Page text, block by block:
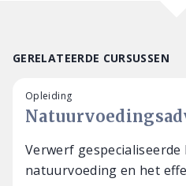
GERELATEERDE CURSUSSEN
Opleiding
Verwerf
natuurvoeding en het